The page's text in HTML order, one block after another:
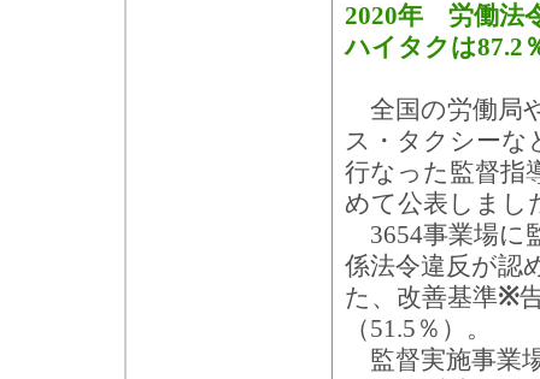
2020年 労働法
ハイタクは87.2
全国の労働局
ス・タクシーな
行なった監督指
めて公表しまし
3654事業場に
係法令違反が認
た、改善基準※
（51.5％）。
監督実施事業